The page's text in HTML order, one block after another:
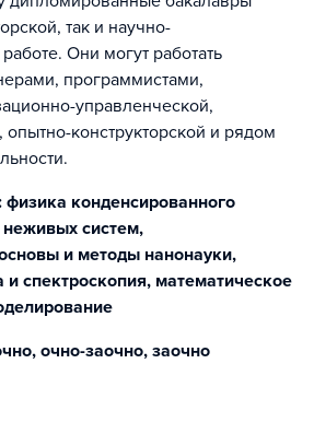
так и научно-
Они могут работать
программистами,
управленческой,
опытно-конструкторской и рядом
конденсированного
систем,
и методы нанонауки,
спектроскопия, математическое
очно-заочно, заочно